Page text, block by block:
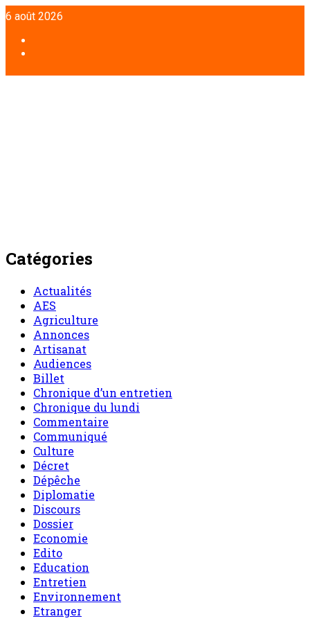
Aller
au
contenu
6 août 2026
Catégories
Actualités
AES
Agriculture
Annonces
Artisanat
Audiences
Billet
Chronique d’un entretien
Chronique du lundi
Commentaire
Communiqué
Culture
Décret
Dépêche
Diplomatie
Discours
Dossier
Economie
Edito
Education
Entretien
Environnement
Etranger